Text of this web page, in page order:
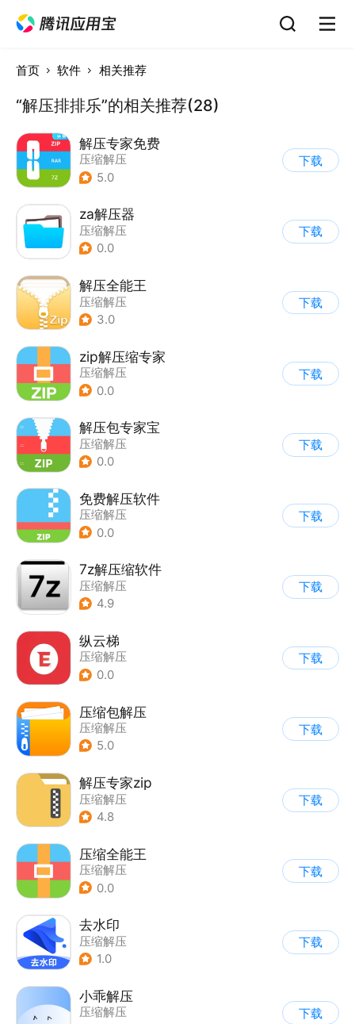
首页 软件 相关推荐
“解压排排乐”的相关推荐(28)
解压专家免费
压缩解压
5.0
下载
za解压器
压缩解压
0.0
下载
解压全能王
压缩解压
3.0
下载
zip解压缩专家
压缩解压
0.0
下载
解压包专家宝
压缩解压
0.0
下载
免费解压软件
压缩解压
0.0
下载
7z解压缩软件
压缩解压
4.9
下载
纵云梯
压缩解压
0.0
下载
压缩包解压
压缩解压
5.0
下载
解压专家zip
压缩解压
4.8
下载
压缩全能王
压缩解压
0.0
下载
去水印
压缩解压
1.0
下载
小乖解压
压缩解压
下载